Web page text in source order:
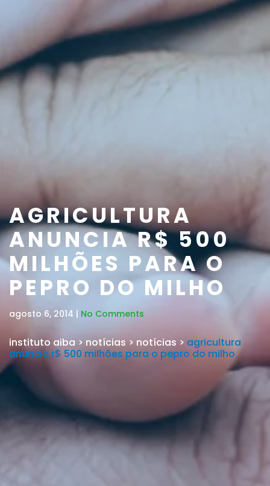
AGRICULTURA
ANUNCIA R$ 500
MILHÕES PARA O
PEPRO DO MILHO
agosto 6, 2014 | No Comments
instituto aiba>notícias> notícias > agricultura
anuncia r$ 500 milhões para o pepro do milho